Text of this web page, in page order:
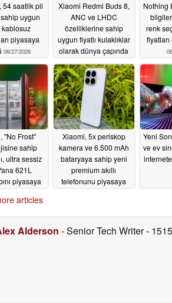
54 saatlik pil
uygun
kablosuz
piyasaya
06/27/2026
Xiaomi Redmi Buds 8,
ANC ve LHDC
özelliklerine sahip
uygun fiyatlı kulaklıklar
olarak dünya çapında
06/21/2026
Nothing
renk
fiyatları
"No Frost"
sahip
ultra sessiz
621L
piyasaya
Xiaomi, 5x periskop
kamera ve 6.500 mAh
bataryaya sahip yeni
premium akıllı
telefonunu piyasaya
Yeni
ve ev
internete
articles
Alderson - Senior Tech Writer-